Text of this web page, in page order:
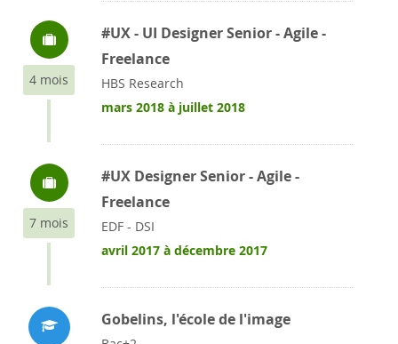
4 mois
#UX - UI Designer Senior - Agile -
Freelance
HBS Research
mars 2018 à juillet 2018
7 mois
#UX Designer Senior - Agile -
Freelance
EDF - DSI
avril 2017 à décembre 2017
Gobelins, l'école de l'image